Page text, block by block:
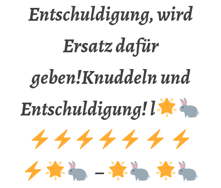
Entschuldigung, wird
Ersatz dafür
geben!Knuddeln und
Entschuldigung! l
–